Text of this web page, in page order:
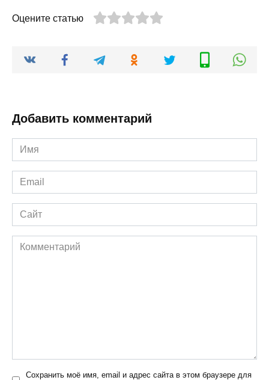
Оцените статью
Добавить комментарий
Имя
*
Email
*
Сайт
Комментарий
Сохранить моё имя, email и адрес сайта в этом браузере для